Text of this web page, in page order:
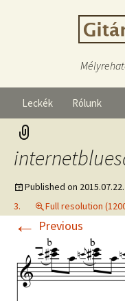
Leckék Rólunk
Published on 2015.07.22.
3.
Full resolution
← Previous